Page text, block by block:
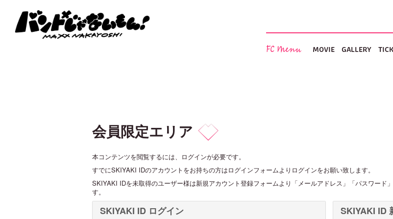
FC Menu MOVIE GALLERY
会員限定エリア
本コンテンツを閲覧するには、ログインが必要です。
すでにSKIYAKI IDのアカウントをお持ちの方はログインフォームよりログインをお願い致します。
SKIYAKI IDを未取得のユーザー様は新規アカウント登録フォームより「メールアドレス」「パスワード
す。
SKIYAKI ID ログイン SKIYAKI ID